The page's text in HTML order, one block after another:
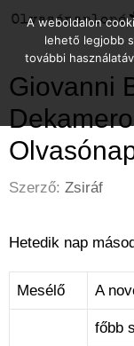
Kilépés
tartalomba
Giovanni
Szerző: Zsiráf
Hetedik nap
Mesélő A
főbb
A weboldalon
lehető legjobb
további